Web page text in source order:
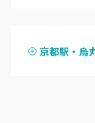
ハンドスカルプ
京都駅・烏